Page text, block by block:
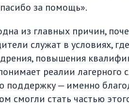
за помощь».
из главных причин,
служат в условиях,
повышения
реалии лагерного
— именно
смогли стать частью